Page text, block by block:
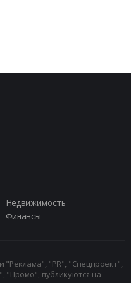
Недвижимость
Финансы
"PR", "Спецпроект",
"Промо", публикуются на